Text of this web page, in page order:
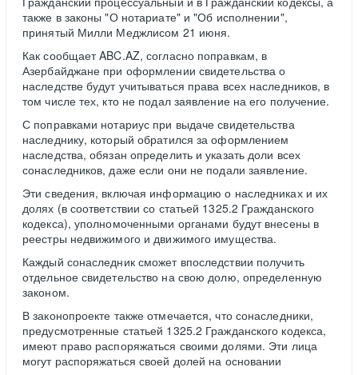
также в законы "О нотариате" и "Об исполнении",
принятый Милли Меджлисом 21 июня.
Как сообщает ABC.AZ, согласно поправкам, в
Азербайджане при оформлении свидетельства о
наследстве будут учитываться права всех наследников, в
том числе тех, кто не подал заявление на его получение.
С поправками нотариус при выдаче свидетельства
наследнику, который обратился за оформлением
наследства, обязан определить и указать доли всех
сонаследников, даже если они не подали заявление.
Эти сведения, включая информацию о наследниках и их
долях (в соответствии со статьей 1325.2 Гражданского
кодекса), уполномоченными органами будут внесены в
реестры недвижимого и движимого имущества.
Каждый сонаследник сможет впоследствии получить
отдельное свидетельство на свою долю, определенную
законом.
В законопроекте также отмечается, что сонаследники,
предусмотренные статьей 1325.2 Гражданского кодекса,
имеют право распоряжаться своими долями. Эти лица
могут распоряжаться своей долей на основании